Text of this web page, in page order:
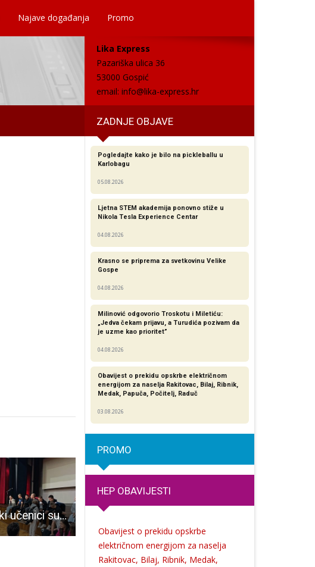
Najave događanja Promo
Lika Express
Pazariška ulica 36
53000 Gospić
email: info@lika-express.hr
ZADNJE OBJAVE
Gospićki učenici sudjelovali u projektu “Drugačiji a isti“
Pogledajte kako je bilo na pickleballu u
Karlobagu
05.08.2026
Ljetna STEM akademija ponovno stiže u
Nikola Tesla Experience Centar
04.08.2026
Krasno se priprema za svetkovinu Velike
Gospe
04.08.2026
Milinović odgovorio Troskotu i Miletiću:
„Jedva čekam prijavu, a Turudića pozivam da
je uzme kao prioritet”
04.08.2026
Obavijest o prekidu opskrbe električnom
energijom za naselja Rakitovac, Bilaj, Ribnik,
Medak, Papuča, Počitelj, Raduč
03.08.2026
PROMO
HEP OBAVIJESTI
Obavijest o prekidu opskrbe
električnom energijom za naselja
Rakitovac, Bilaj, Ribnik, Medak,